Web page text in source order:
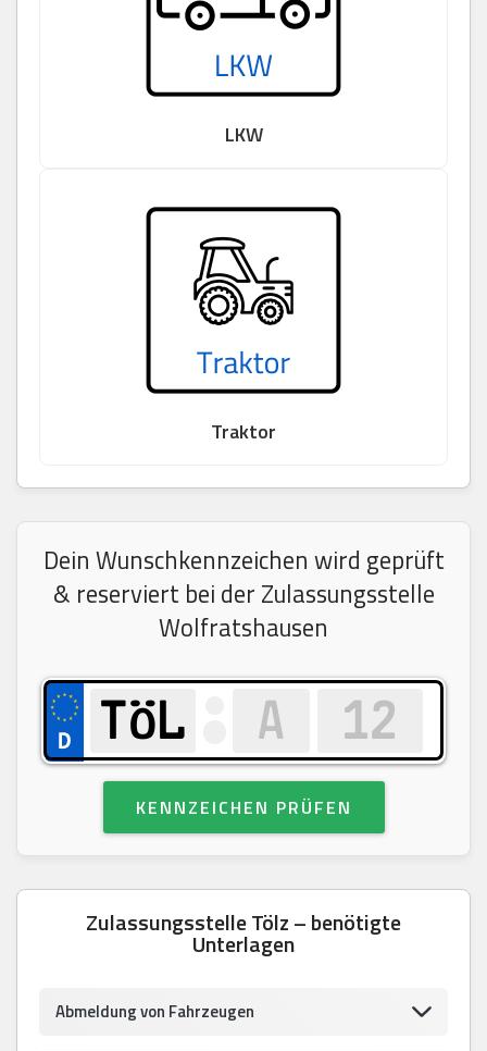
LKW
Traktor
Dein Wunschkennzeichen wird geprüft
& reserviert bei der Zulassungsstelle
Wolfratshausen
KENNZEICHEN PRÜFEN
Zulassungsstelle Tölz – benötigte
Unterlagen
Abmeldung von Fahrzeugen